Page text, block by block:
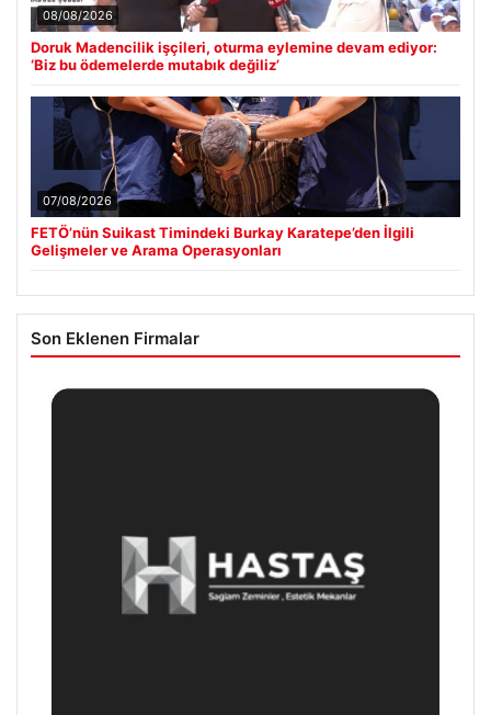
08/08/2026
Doruk Madencilik işçileri, oturma eylemine devam ediyor:
‘Biz bu ödemelerde mutabık değiliz’
07/08/2026
FETÖ’nün Suikast Timindeki Burkay Karatepe’den İlgili
Gelişmeler ve Arama Operasyonları
Son Eklenen Firmalar